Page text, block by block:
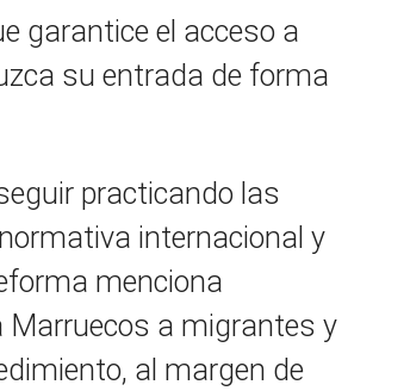
garantice el acceso a
su entrada de forma
practicando las
internacional y
menciona
Marruecos a migrantes y
al margen de